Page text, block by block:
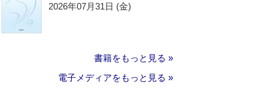
2026年07月31日 (金)
書籍をもっと見る »
電子メディアをもっと見る »